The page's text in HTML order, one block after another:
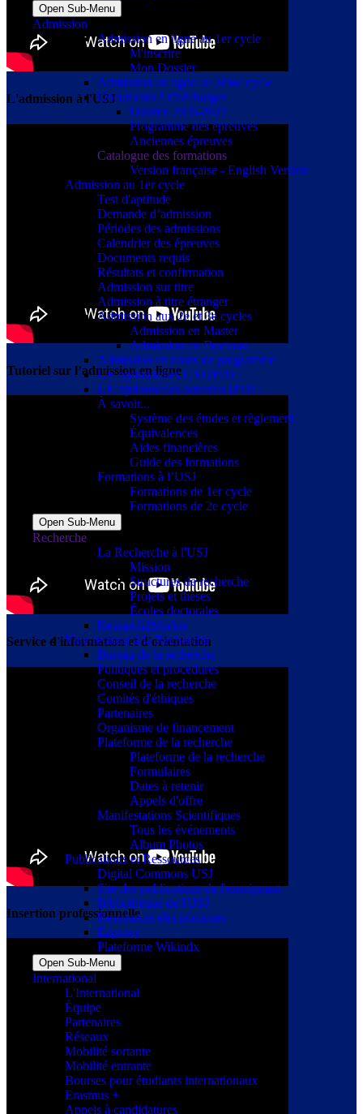
Open Sub-Menu
Admission
Admission en ligne au 1er cycle
M'inscrire
Mon Dossier
Admission en ligne au 2ème cycle
Documents à t'élécharger
Dossier 2026-2027
Programme des épreuves
Anciennes épreuves
Catalogue des formations
Version française - English Version
Admission au 1er cycle
Test d'aptitude
Demande d’admission
Périodes des admissions
Calendrier des épreuves
Documents requis
Résultats et confirmation
Admission sur titre
Admission à titre étranger
Admission aux 2e et 3e cycles
Admission en Master
Admission en Doctorat
Admission en cours de programme
UE optionnelles USJ [PDF]
UE optionnelles ouvertes [PDF]
À savoir...
Système des études et règlement
Équivalences
Aides financières
Guide des formations
Formations à l’USJ
Formations de 1er cycle
Formations de 2e cycle
Open Sub-Menu
Recherche
La Recherche à l'USJ
Mission
Structures de recherche
Projets et thèses
Écoles doctorales
Research2Market
Vice-rectorat à la Recherche
Bureau de la recherche
Politiques et procédures
Conseil de la recherche
Comités d'éthiques
Partenaires
Organisme de financement
Plateforme de la recherche
Plateforme de la recherche
Formulaires
Dates à retenir
Appels d'offre
Manifestations Scientifiques
Tous les événements
Album Photos
Publications et Ressources
Digital Commons USJ
Site des publications de l'enseignant
Bibliothèque de l'USJ
Ressources électroniques
Ezproxy
Plateforme Wikindx
Open Sub-Menu
International
L'International
Équipe
Partenaires
Réseaux
Mobilité sortante
Mobilité entrante
Bourses pour étudiants internationaux
Erasmus +
Appels à candidatures
L'admission à l'USJ
Tutoriel sur l’admission en ligne
Service d'information et d'orientation
Insertion professionnelle